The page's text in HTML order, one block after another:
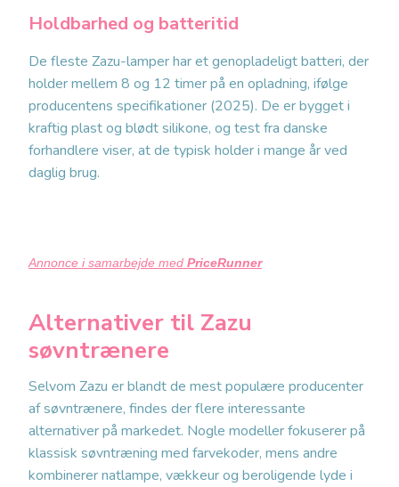
Holdbarhed og batteritid
De fleste Zazu-lamper har et genopladeligt batteri, der
holder mellem 8 og 12 timer på en opladning, ifølge
producentens specifikationer (2025). De er bygget i
kraftig plast og blødt silikone, og test fra danske
forhandlere viser, at de typisk holder i mange år ved
daglig brug.
Annonce i samarbejde med PriceRunner
Alternativer til Zazu
søvntrænere
Selvom Zazu er blandt de mest populære producenter
af søvntrænere, findes der flere interessante
alternativer på markedet. Nogle modeller fokuserer på
klassisk søvntræning med farvekoder, mens andre
kombinerer natlampe, vækkeur og beroligende lyde i